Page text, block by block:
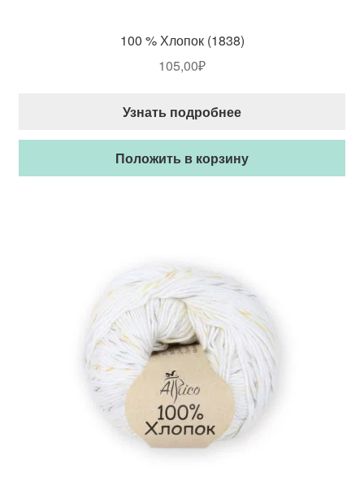
100 % Хлопок (1838)
105,00₽
Узнать подробнее
Положить в корзину